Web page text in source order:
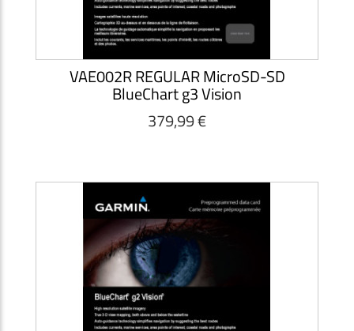
VAE002R REGULAR MicroSD-SD
BlueChart g3 Vision
379,99 €